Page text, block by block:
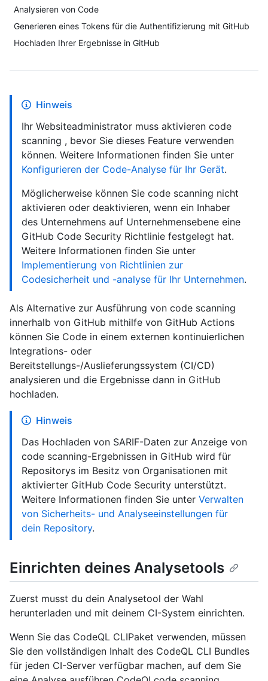
Analysieren von Code
Generieren eines Tokens für die Authentifizierung mit GitHub
Hochladen Ihrer Ergebnisse in GitHub
Hinweis
Ihr Websiteadministrator muss aktivieren code
scanning , bevor Sie dieses Feature verwenden
können. Weitere Informationen finden Sie unter
Konfigurieren der Code-Analyse für Ihr Gerät.
Möglicherweise können Sie code scanning nicht
aktivieren oder deaktivieren, wenn ein Inhaber
des Unternehmens auf Unternehmensebene eine
GitHub Code Security Richtlinie festgelegt hat.
Weitere Informationen finden Sie unter
Implementierung von Richtlinien zur
Codesicherheit und -analyse für Ihr Unternehmen.
Als Alternative zur Ausführung von code scanning
innerhalb von GitHub mithilfe von GitHub Actions
können Sie Code in einem externen kontinuierlichen
Integrations- oder
Bereitstellungs-/Auslieferungssystem (CI/CD)
analysieren und die Ergebnisse dann in GitHub
hochladen.
Hinweis
Das Hochladen von SARIF-Daten zur Anzeige von
code scanning-Ergebnissen in GitHub wird für
Repositorys im Besitz von Organisationen mit
aktivierter GitHub Code Security unterstützt.
Weitere Informationen finden Sie unter Verwalten
von Sicherheits- und Analyseeinstellungen für
dein Repository.
Einrichten deines Analysetools
Zuerst musst du dein Analysetool der Wahl
herunterladen und mit deinem CI-System einrichten.
Wenn Sie das CodeQL CLIPaket verwenden, müssen
Sie den vollständigen Inhalt des CodeQL CLI Bundles
für jeden CI-Server verfügbar machen, auf dem Sie